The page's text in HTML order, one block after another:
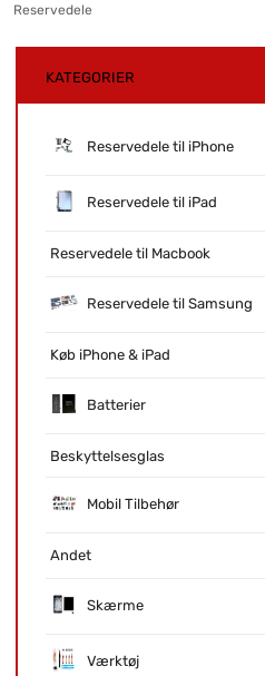
Reservedele
KATEGORIER
Reservedele til iPhone
Reservedele til iPad
Reservedele til Macbook
Reservedele til Samsung
Køb iPhone & iPad
Batterier
Beskyttelsesglas
Mobil Tilbehør
Andet
Skærme
Værktøj